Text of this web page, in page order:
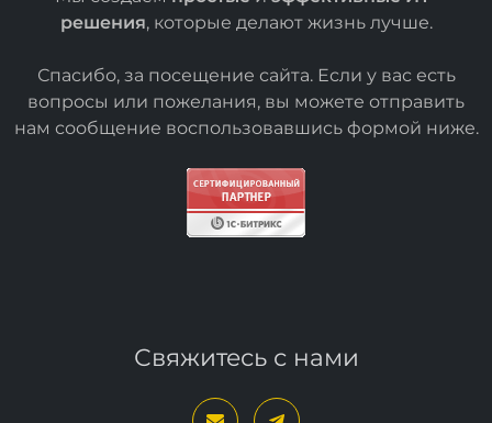
Мы создаемпростыеиэффективные ИТ-
Спасибо, за посещение сайта. Если у вас есть
вопросы или пожелания, вы можете отправить
нам сообщение воспользовавшись формой
Свяжитесь с нами